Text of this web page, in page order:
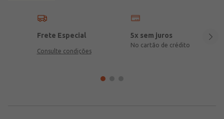
Frete Especial
Consulte condições
5x sem juros
No cartão de crédito